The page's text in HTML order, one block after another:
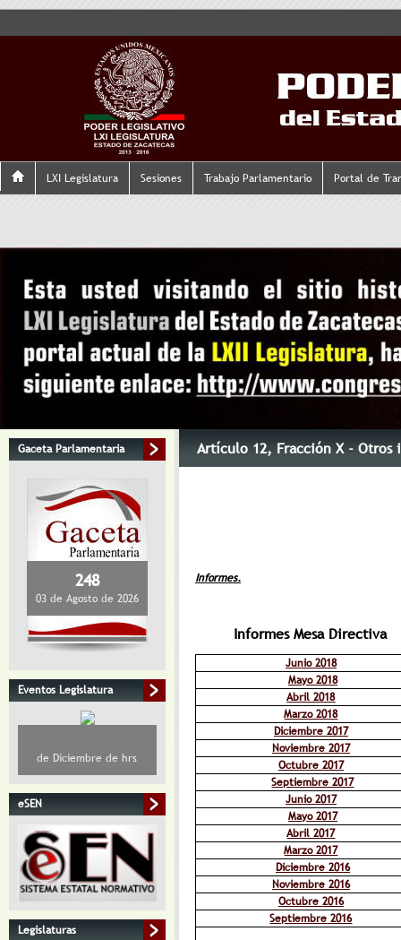
LXI Legislatura Sesiones Trabajo Parlamentario Portal de
Gaceta Parlamentaria
248
03 de Agosto de 2026
Eventos Legislatura
de Diciembre de hrs
eSEN
Legislaturas
Artículo 12, Fracción X- Otros
Informes.
Informes Mesa Directiva
Junio 2018
Mayo 2018
Abril 2018
Marzo 2018
Diciembre 2017
Noviembre 2017
Octubre 2017
Septiembre 2017
Junio 2017
Mayo 2017
Abril 2017
Marzo 2017
Diciembre 2016
Noviembre 2016
Octubre 2016
Septiembre 2016